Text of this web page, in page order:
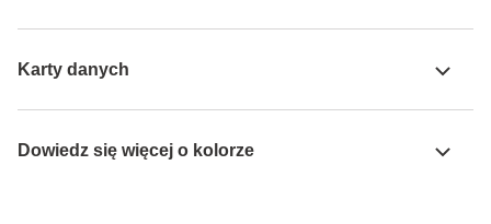
Karty danych
Dowiedz się więcej o kolorze